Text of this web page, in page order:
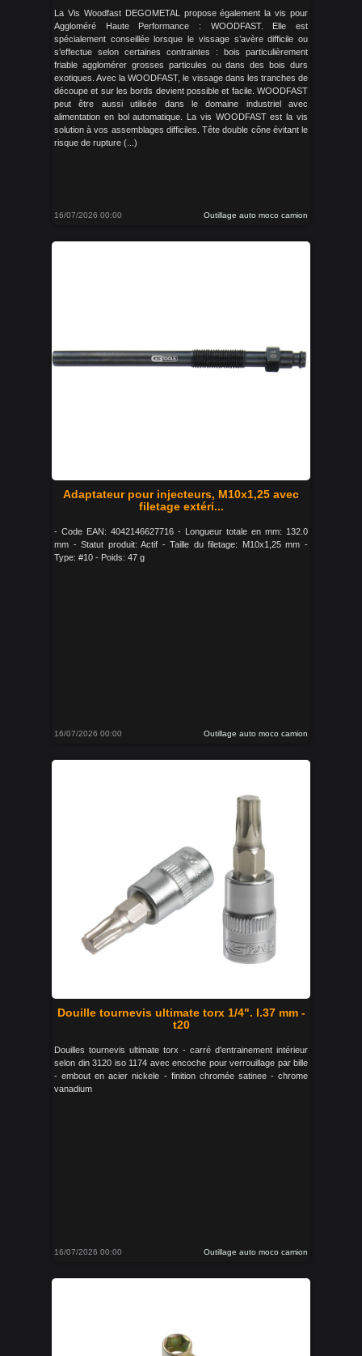
La Vis Woodfast DEGOMETAL propose également la vis pour
Aggloméré Haute Performance : WOODFAST. Elle est
spécialement conseillée lorsque le vissage s’avère difficile ou
s’effectue selon certaines contraintes : bois particulièrement
friable agglomérer grosses particules ou dans des bois durs
exotiques. Avec la WOODFAST, le vissage dans les tranches de
découpe et sur les bords devient possible et facile. WOODFAST
peut être aussi utilisée dans le domaine industriel avec
alimentation en bol automatique. La vis WOODFAST est la vis
solution à vos assemblages difficiles. Tête double cône évitant le
risque de rupture (...)
16/07/2026 00:00 Outillage auto moco camion
Adaptateur pour injecteurs, M10x1,25 avec
filetage extéri...
- Code EAN: 4042146627716 - Longueur totale en mm: 132.0
mm - Statut produit: Actif - Taille du filetage: M10x1,25 mm -
Type: #10 - Poids: 47 g
16/07/2026 00:00 Outillage auto moco camion
Douille tournevis ultimate torx 1/4". l.37 mm -
t20
Douilles tournevis ultimate torx - carré d'entrainement intérieur
selon din 3120 iso 1174 avec encoche pour verrouillage par bille
- embout en acier nickele - finition chromée satinee - chrome
vanadium
16/07/2026 00:00 Outillage auto moco camion